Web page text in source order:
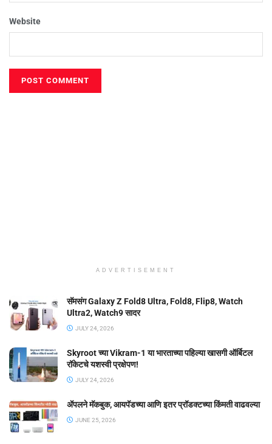
Website
ADVERTISEMENT
सॅमसंग Galaxy Z Fold8 Ultra, Fold8, Flip8, Watch
Ultra2, Watch9 सादर
JULY 24, 2026
Skyroot च्या Vikram-1 या भारताच्या पहिल्या खासगी ऑर्बिटल
रॉकेटचे यशस्वी प्रक्षेपण!
JULY 24, 2026
ॲपलने मॅकबुक, आयपॅडच्या आणि इतर प्रॉडक्टच्या किंमती वाढवल्या
JUNE 25, 2026